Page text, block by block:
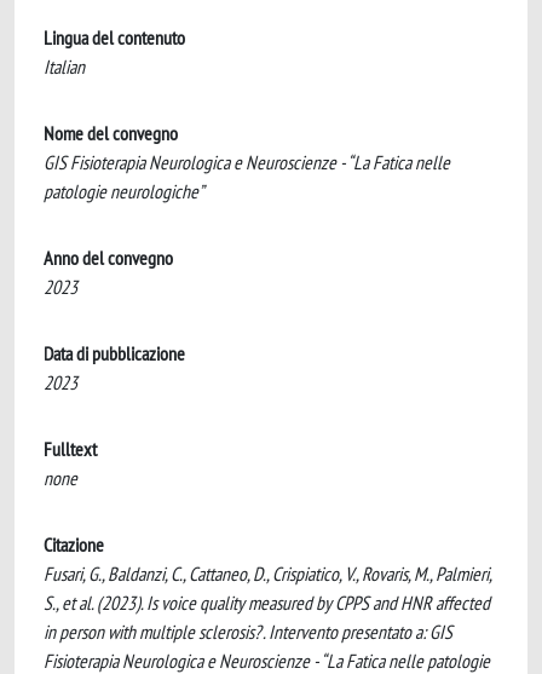
Lingua del contenuto
Italian
Nome del convegno
GIS Fisioterapia Neurologica e Neuroscienze - “La Fatica nelle
patologie neurologiche”
Anno del convegno
2023
Data di pubblicazione
2023
Fulltext
none
Citazione
Fusari, G., Baldanzi, C., Cattaneo, D., Crispiatico, V., Rovaris, M., Palmieri,
S., et al. (2023). Is voice quality measured by CPPS and HNR affected
in person with multiple sclerosis? . Intervento presentato a: GIS
Fisioterapia Neurologica e Neuroscienze - “La Fatica nelle patologie